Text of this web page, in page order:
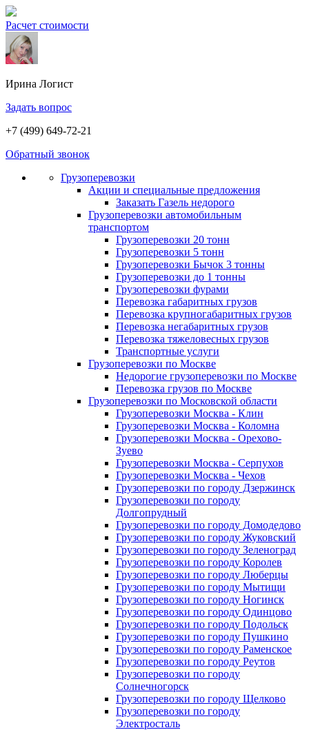
Расчет стоимости
Ирина Логист
Задать вопрос
+7 (499) 649-72-21
Обратный звонок
Грузоперевозки
Акции и специальные предложения
Заказать Газель недорого
Грузоперевозки автомобильным
транспортом
Грузоперевозки 20 тонн
Грузоперевозки 5 тонн
Грузоперевозки Бычок 3 тонны
Грузоперевозки до 1 тонны
Грузоперевозки фурами
Перевозка габаритных грузов
Перевозка крупногабаритных грузов
Перевозка негабаритных грузов
Перевозка тяжеловесных грузов
Транспортные услуги
Грузоперевозки по Москве
Недорогие грузоперевозки по Москве
Перевозка грузов по Москве
Грузоперевозки по Московской области
Грузоперевозки Москва - Клин
Грузоперевозки Москва - Коломна
Грузоперевозки Москва - Орехово-
Зуево
Грузоперевозки Москва - Серпухов
Грузоперевозки Москва - Чехов
Грузоперевозки по городу Дзержинск
Грузоперевозки по городу
Долгопрудный
Грузоперевозки по городу Домодедово
Грузоперевозки по городу Жуковский
Грузоперевозки по городу Зеленоград
Грузоперевозки по городу Королев
Грузоперевозки по городу Люберцы
Грузоперевозки по городу Мытищи
Грузоперевозки по городу Ногинск
Грузоперевозки по городу Одинцово
Грузоперевозки по городу Подольск
Грузоперевозки по городу Пушкино
Грузоперевозки по городу Раменское
Грузоперевозки по городу Реутов
Грузоперевозки по городу
Солнечногорск
Грузоперевозки по городу Щелково
Грузоперевозки по городу
Электросталь